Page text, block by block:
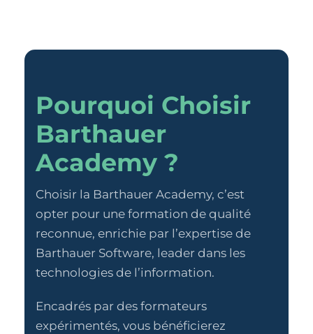
Pourquoi Choisir
Barthauer
Academy ?
Choisir la Barthauer Academy, c’est
opter pour une formation de qualité
reconnue, enrichie par l’expertise de
Barthauer Software, leader dans les
technologies de l’information.
Encadrés par des formateurs
expérimentés, vous bénéficierez